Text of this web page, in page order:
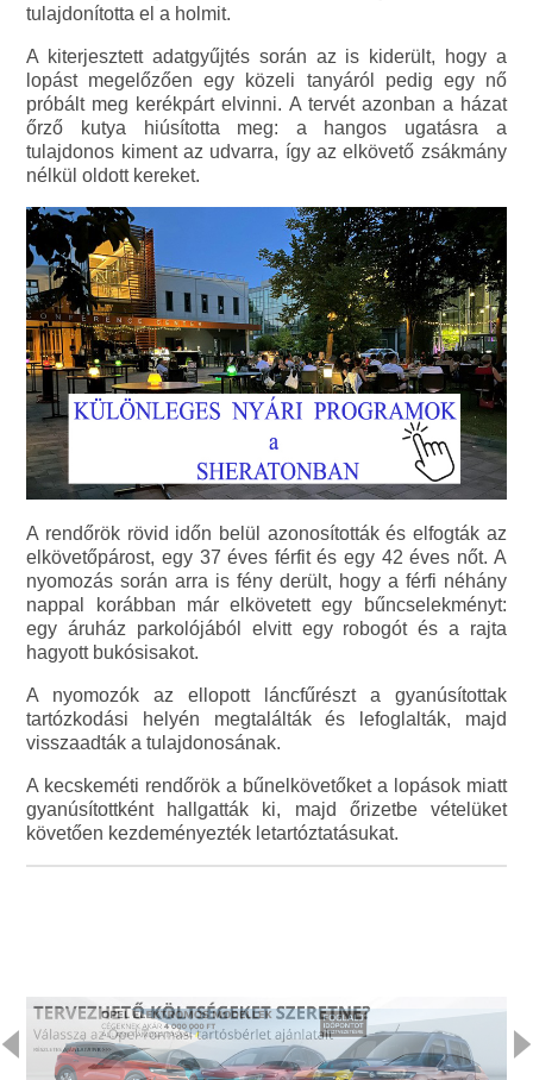
tulajdonította el a holmit.
A kiterjesztett adatgyűjtés során az is kiderült, hogy a
lopást megelőzően egy közeli tanyáról pedig egy nő
próbált meg kerékpárt elvinni. A tervét azonban a házat
őrző kutya hiúsította meg: a hangos ugatásra a
tulajdonos kiment az udvarra, így az elkövető zsákmány
nélkül oldott kereket.
A rendőrök rövid időn belül azonosították és elfogták az
elkövetőpárost, egy 37 éves férfit és egy 42 éves nőt. A
nyomozás során arra is fény derült, hogy a férfi néhány
nappal korábban már elkövetett egy bűncselekményt:
egy áruház parkolójából elvitt egy robogót és a rajta
hagyott bukósisakot.
A nyomozók az ellopott láncfűrészt a gyanúsítottak
tartózkodási helyén megtalálták és lefoglalták, majd
visszaadták a tulajdonosának.
A kecskeméti rendőrök a bűnelkövetőket a lopások miatt
gyanúsítottként hallgatták ki, majd őrizetbe vételüket
követően kezdeményezték letartóztatásukat.